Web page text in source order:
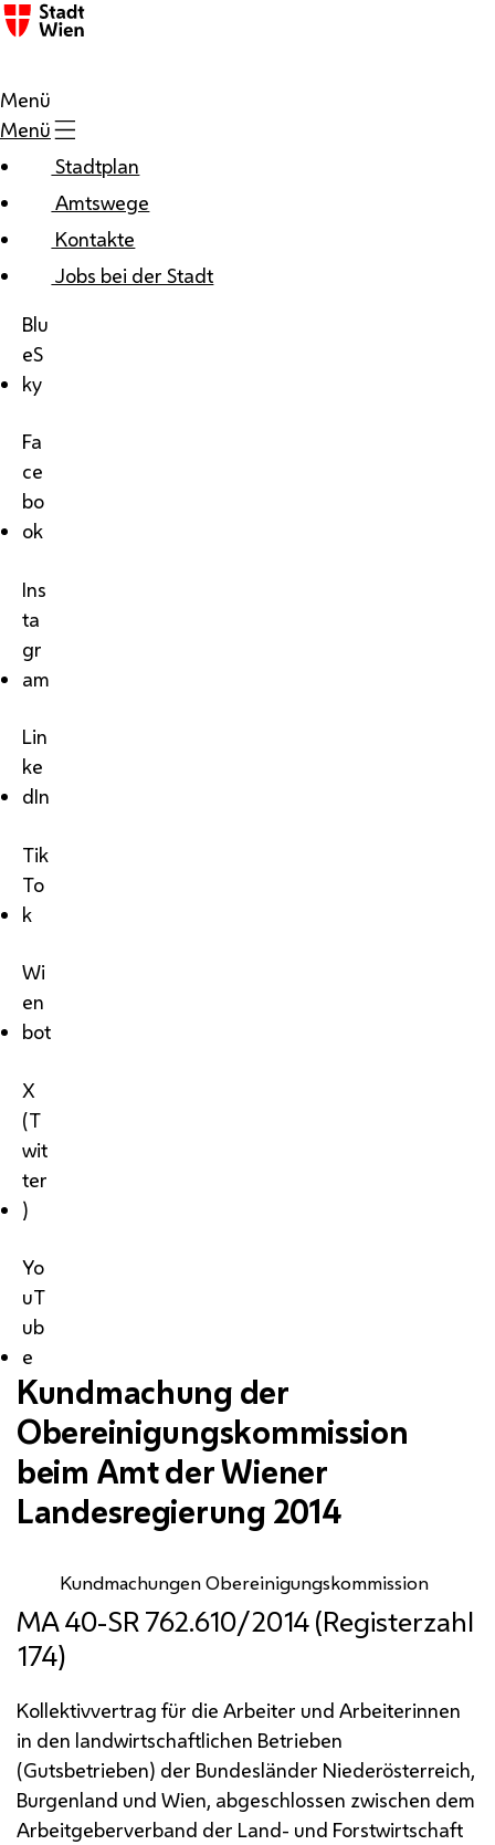
Menü
Menü
Stadtplan
Amtswege
Kontakte
Jobs bei der Stadt
Blu
eS
ky
Fa
ce
bo
ok
Ins
ta
gr
am
Lin
ke
dIn
Tik
To
k
Wi
en
bot
X
(T
wit
ter
)
Yo
uT
ub
e
Kundmachung der
Obereinigungskommission
beim Amt der Wiener
Landesregierung 2014
Kundmachungen Obereinigungskommission
MA40-SR 762.610/2014 (Registerzahl
174)
Kollektivvertrag für die Arbeiter und Arbeiterinnen
in den landwirtschaftlichen Betrieben
(Gutsbetrieben) der Bundesländer Niederösterreich,
Burgenland und Wien, abgeschlossen zwischen dem
Arbeitgeberverband der Land- und Forstwirtschaft